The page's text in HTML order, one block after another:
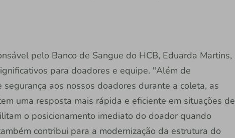
pelo Banco de Sangue do HCB, Eduarda Martins,
para doadores e equipe. "Além de
aos nossos doadores durante a coleta, as
uma resposta mais rápida e eficiente em situações de
o posicionamento imediato do doador quando
contribui para a modernização da estrutura do